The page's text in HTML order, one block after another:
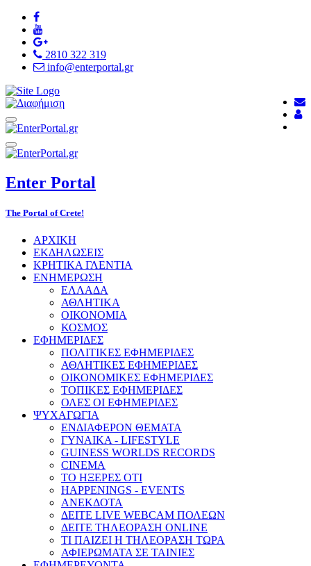
2810 322 319
info@enterportal.gr
Enter Portal
The Portal of Crete!
ΑΡΧΙΚΗ
ΕΚΔΗΛΩΣΕΙΣ
ΚΡΗΤΙΚΑ ΓΛΕΝΤΙΑ
ΕΝΗΜΕΡΩΣΗ
ΕΛΛΑΔΑ
ΑΘΛΗΤΙΚΑ
ΟΙΚΟΝΟΜΙΑ
ΚΟΣΜΟΣ
ΕΦΗΜΕΡΙΔΕΣ
ΠΟΛΙΤΙΚΕΣ ΕΦΗΜΕΡΙΔΕΣ
ΑΘΛΗΤΙΚΕΣ ΕΦΗΜΕΡΙΔΕΣ
ΟΙΚΟΝΟΜΙΚΕΣ ΕΦΗΜΕΡΙΔΕΣ
ΤΟΠΙΚΕΣ ΕΦΗΜΕΡΙΔΕΣ
ΟΛΕΣ ΟΙ ΕΦΗΜΕΡΙΔΕΣ
ΨΥΧΑΓΩΓΙΑ
ΕΝΔΙΑΦΕΡΟΝ ΘΕΜΑΤΑ
ΓΥΝΑΙΚΑ - LIFESTYLE
GUINESS WORLDS RECORDS
CINEMA
ΤΟ ΗΞΕΡΕΣ ΟΤΙ
HAPPENINGS - EVENTS
ΑΝΕΚΔΟΤΑ
ΔΕΙΤΕ LIVE WEBCAM ΠΟΛΕΩΝ
ΔΕΙΤΕ ΤΗΛΕΟΡΑΣΗ ONLINE
ΤΙ ΠΑΙΖΕΙ Η ΤΗΛΕΟΡΑΣΗ ΤΩΡΑ
ΑΦΙΕΡΩΜΑΤΑ ΣΕ ΤΑΙΝΙΕΣ